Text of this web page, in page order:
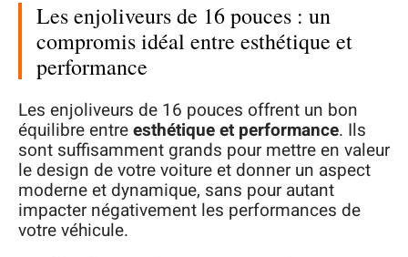
Les enjoliveurs de 16 pouces : un
compromis idéal entre esthétique et
performance
Les enjoliveurs de 16 pouces offrent un bon
équilibre entreesthétique et performance. Ils
sont suffisamment grands pour mettre en valeur
le design de votre voiture et donner un aspect
moderne et dynamique, sans pour autant
impacter négativement les performances de
votre véhicule.